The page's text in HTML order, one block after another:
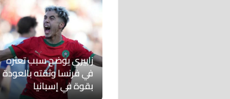
زابيري يوضح سبب تعثره
في فرنسا وثقته بالعودة
بقوة في إسبانيا